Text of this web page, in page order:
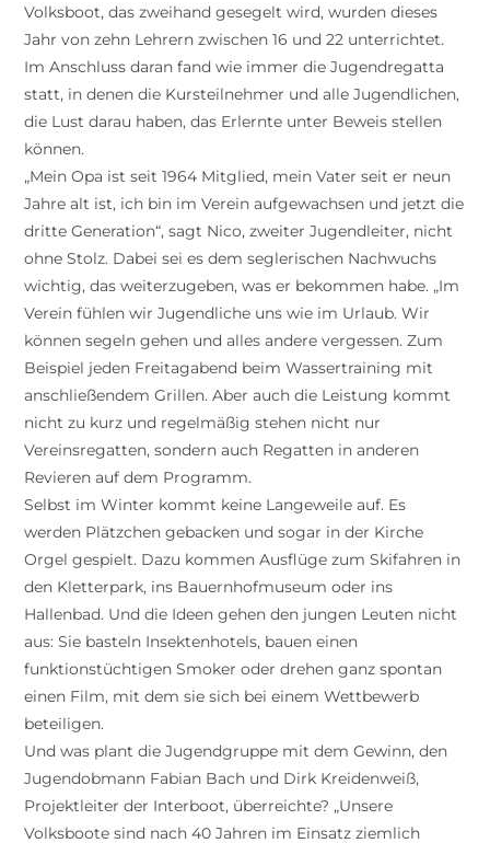
Volksboot, das zweihand gesegelt wird, wurden dieses
Jahr von zehn Lehrern zwischen 16 und 22 unterrichtet.
Im Anschluss daran fand wie immer die Jugendregatta
statt, in denen die Kursteilnehmer und alle Jugendlichen,
die Lust darau haben, das Erlernte unter Beweis stellen
können.
„Mein Opa ist seit 1964 Mitglied, mein Vater seit er neun
Jahre alt ist, ich bin im Verein aufgewachsen und jetzt die
dritte Generation“, sagt Nico, zweiter Jugendleiter, nicht
ohne Stolz. Dabei sei es dem seglerischen Nachwuchs
wichtig, das weiterzugeben, was er bekommen habe. „Im
Verein fühlen wir Jugendliche uns wie im Urlaub. Wir
können segeln gehen und alles andere vergessen. Zum
Beispiel jeden Freitagabend beim Wassertraining mit
anschließendem Grillen. Aber auch die Leistung kommt
nicht zu kurz und regelmäßig stehen nicht nur
Vereinsregatten, sondern auch Regatten in anderen
Revieren auf dem Programm.
Selbst im Winter kommt keine Langeweile auf. Es
werden Plätzchen gebacken und sogar in der Kirche
Orgel gespielt. Dazu kommen Ausflüge zum Skifahren in
den Kletterpark, ins Bauernhofmuseum oder ins
Hallenbad. Und die Ideen gehen den jungen Leuten nicht
aus: Sie basteln Insektenhotels, bauen einen
funktionstüchtigen Smoker oder drehen ganz spontan
einen Film, mit dem sie sich bei einem Wettbewerb
beteiligen.
Und was plant die Jugendgruppe mit dem Gewinn, den
Jugendobmann Fabian Bach und Dirk Kreidenweiß,
Projektleiter der Interboot, überreichte? „Unsere
Volksboote sind nach 40 Jahren im Einsatz ziemlich